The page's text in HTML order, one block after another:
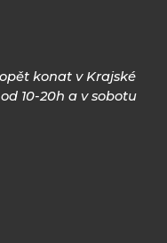
konat v Krajské
10-20h a v sobotu